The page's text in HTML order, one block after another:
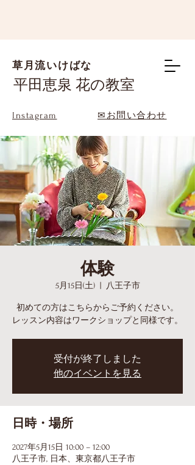
草月流いけばな
平田恵泉 花の教室
Instagram ✉お問い合わせ
体験
5月15日(土)
  |
八王子市
初めての方はこちらからご予約ください。
レッスン内容はワークショップと同様です。
受付が終了しました
他のイベントを見る
日時・場所
2027年5月15日 10:00 – 12:00
八王子市, 日本、東京都八王子市